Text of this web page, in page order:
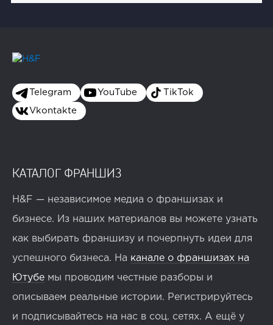
Telegram YouTube TikTok
Vkontakte
КАТАЛОГ ФРАНШИЗ
H&F — независимое медиа о франшизах и
бизнесе. Из наших материалов вы можете узнать
как выбирать франшизу и почерпнуть идеи для
успешного бизнеса. На канале о франшизах на
Ютубе мы проводим честные разборы и
описываем реальные истории. Регистрируйтесь
и подписывайтесь на нас в соц. сетях. А ещё у